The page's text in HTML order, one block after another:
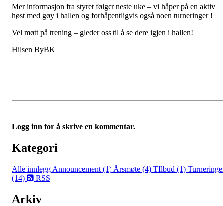
Mer informasjon fra styret følger neste uke – vi håper på en aktiv
høst med gøy i hallen og forhåpentligvis også noen turneringer !
Vel møtt på trening – gleder oss til å se dere igjen i hallen!
Hilsen ByBK
Logg inn for å skrive en kommentar.
Kategori
Alle innlegg Announcement (1) Årsmøte (4) TIlbud (1)
(14)
RSS
Arkiv